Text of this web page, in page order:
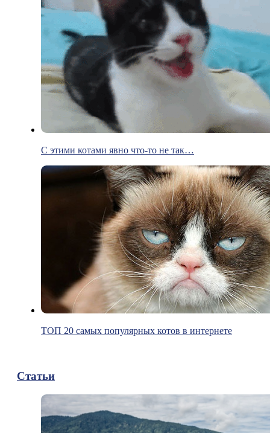
С этими котами явно что-то не так…
ТОП 20 самых популярных котов в интернете
Статьи